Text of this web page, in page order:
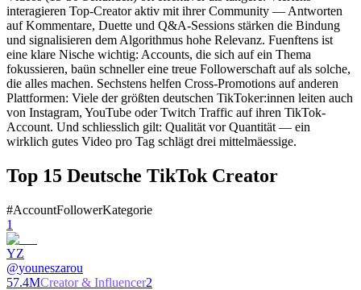
interagieren Top-Creator aktiv mit ihrer Community — Antworten
auf Kommentare, Duette und Q&A-Sessions stärken die Bindung
und signalisieren dem Algorithmus hohe Relevanz. Fuenftens ist
eine klare Nische wichtig: Accounts, die sich auf ein Thema
fokussieren, baün schneller eine treue Followerschaft auf als solche,
die alles machen. Sechstens helfen Cross-Promotions auf anderen
Plattformen: Viele der größten deutschen TikToker:innen leiten auch
von Instagram, YouTube oder Twitch Traffic auf ihren TikTok-
Account. Und schliesslich gilt: Qualität vor Quantität — ein
wirklich gutes Video pro Tag schlägt drei mittelmäessige.
Top 15 Deutsche TikTok Creator
#AccountFollowerKategorie
1
YZ
@youneszarou
57.4MCreator & Influencer2